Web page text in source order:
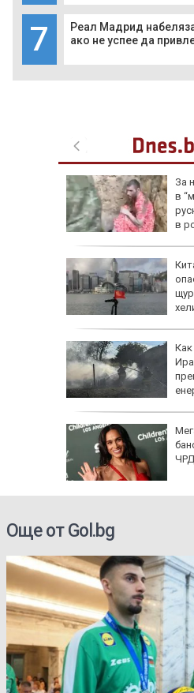
7
Реал Мадрид
ако не успее да
За
в
в
ЧРД
Още от Gol.bg